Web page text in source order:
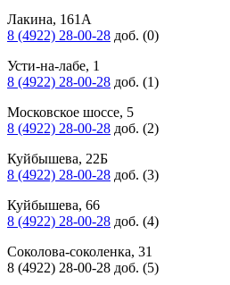
Лакина, 161А
8 (4922) 28-00-28 доб. (0)
Усти-на-лабе, 1
8 (4922) 28-00-28 доб. (1)
Московское шоссе, 5
8 (4922) 28-00-28 доб. (2)
Куйбышева, 22Б
8 (4922) 28-00-28 доб. (3)
Куйбышева, 66
8 (4922) 28-00-28 доб. (4)
Соколова-соколенка, 31
8 (4922) 28-00-28 доб. (5)